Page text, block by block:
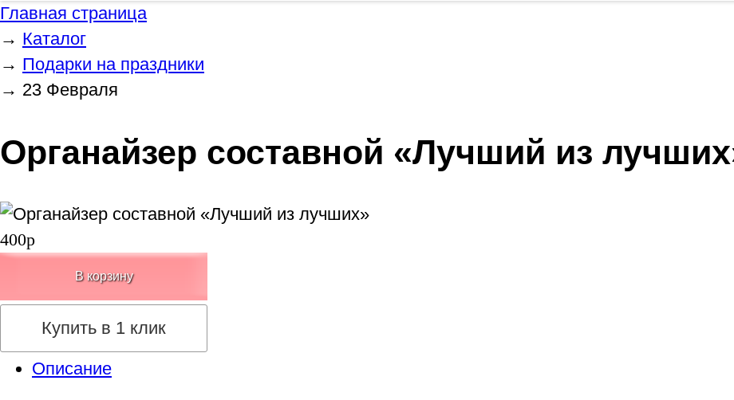
Главная страница
→ Каталог
→ Подарки на праздники
→ 23 Февраля
Органайзер составной «Лучший из
400р
В корзину
Купить в 1 клик
Описание